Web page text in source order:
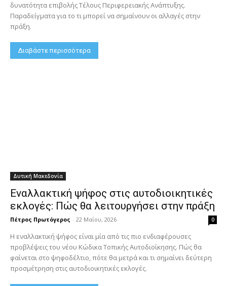
δυνατότητα επιβολής Τέλους Περιφερειακής Ανάπτυξης.
Παραδείγματα για το τι μπορεί να σημαίνουν οι αλλαγές στην
πράξη.
Διαβάστε περισσότερα
Δυτική Μακεδονία
Εναλλακτική ψήφος στις αυτοδιοικητικές
εκλογές: Πώς θα λειτουργήσει στην πράξη
Πέτρος Πρωτόγερος - 22 Μαΐου, 2026 0
Η εναλλακτική ψήφος είναι μία από τις πιο ενδιαφέρουσες
προβλέψεις του νέου Κώδικα Τοπικής Αυτοδιοίκησης. Πώς θα
φαίνεται στο ψηφοδέλτιο, πότε θα μετρά και τι σημαίνει δεύτερη
προσμέτρηση στις αυτοδιοικητικές εκλογές.